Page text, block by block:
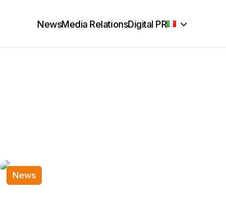
NewsMedia RelationsDigital PR
News